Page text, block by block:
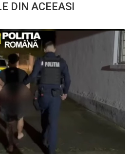
DIN ACEEASI